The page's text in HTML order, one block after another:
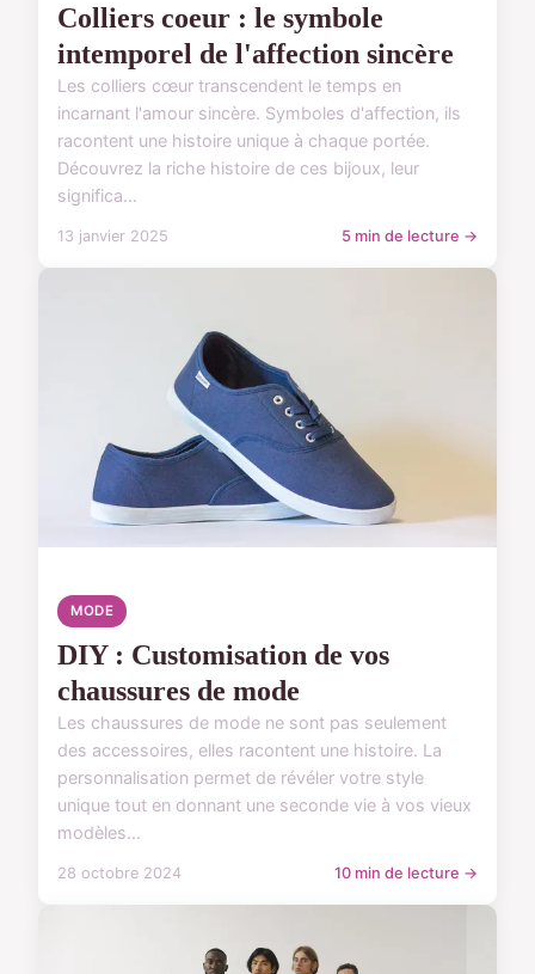
Colliers coeur : le symbole
intemporel de l'affection sincère
Les colliers cœur transcendent le temps en
incarnant l'amour sincère. Symboles d'affection, ils
racontent une histoire unique à chaque portée.
Découvrez la riche histoire de ces bijoux, leur
significa...
13 janvier 2025 5 min de lecture →
MODE
DIY : Customisation de vos
chaussures de mode
Les chaussures de mode ne sont pas seulement
des accessoires, elles racontent une histoire. La
personnalisation permet de révéler votre style
unique tout en donnant une seconde vie à vos vieux
modèles...
28 octobre 2024 10 min de lecture →